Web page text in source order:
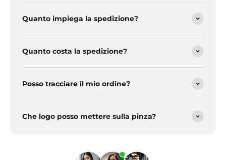
Quanto impiega la spedizione?
Quanto costa la spedizione?
Posso tracciare il mio ordine?
Che logo posso mettere sulla pinza?